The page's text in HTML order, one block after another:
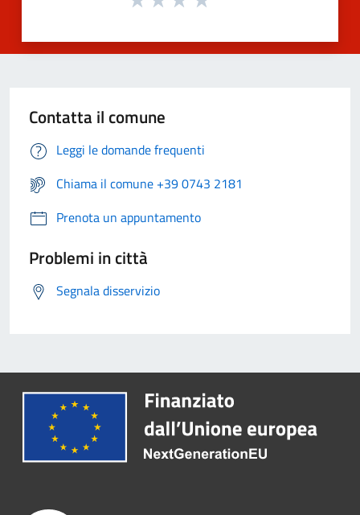
Contatta il comune
Leggi le domande frequenti
Chiama il comune +39 0743 2181
Prenota un appuntamento
Problemi in città
Segnala disservizio